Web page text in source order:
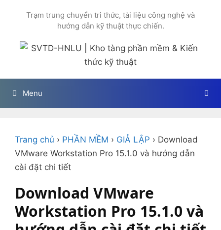
Trạm trung chuyển tri thức, tài liệu công nghệ và
hướng dẫn kỹ thuật thực chiến.
Menu
Trang chủ › PHẦN MỀM › GIẢ LẬP › Download
VMware Workstation Pro 15.1.0 và hướng dẫn
cài đặt chi tiết
Download VMware
Workstation Pro 15.1.0 và